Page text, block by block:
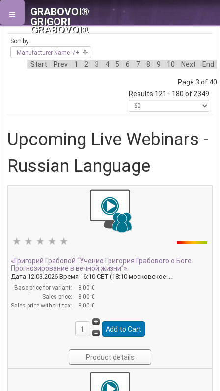
GRABOVOI®
GRIGORI
GRABOVOI®
Sort by
Manufacturer Name -/+
Start Prev 1 2 3 4 5 6 7 8 9 10 Next End
Page 3 of 40
Results 121 - 180 of 2349
Upcoming Live Webinars -
Russian Language
«Григорий Грабовой “Учение Григория Грабового о Боге.
Прогнозирование в вечной жизни”».
Дата 12.03.2026 Время 16:10 CET (18:10 московское ...
Base price for variant:
8,00 €
Sales price:
8,00 €
Sales price without tax:
8,00 €
Product details